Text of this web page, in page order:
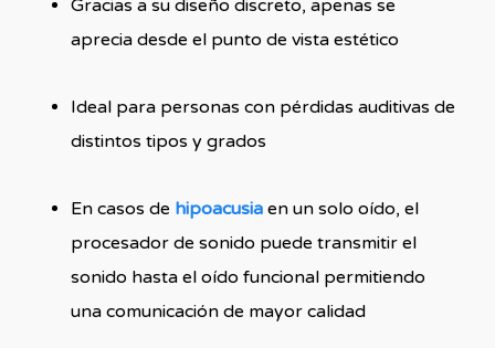
Gracias a su diseño discreto, apenas se
aprecia desde el punto de vista estético
Ideal para personas con pérdidas auditivas de
distintos tipos y grados
En casos de hipoacusiaen un solo oído, el
procesador de sonido puede transmitir el
sonido hasta el oído funcional permitiendo
una comunicación de mayor calidad